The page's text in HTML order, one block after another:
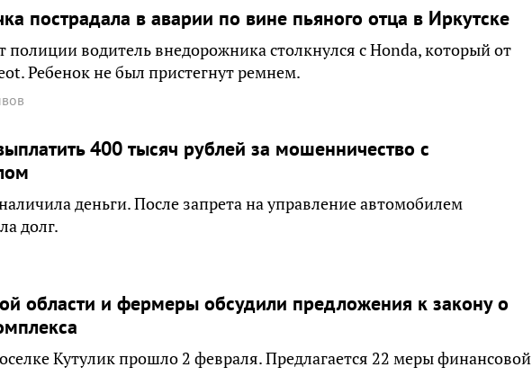
пострадала в аварии по вине пьяного отца в Иркутске
полиции водитель внедорожника столкнулся с Honda, который от
Ребенок не был пристегнут ремнем.
400 тысяч рублей за мошенничество с
деньги. После запрета на управление автомобилем
долг.
области и фермеры обсудили предложения к закону о
Кутулик прошло 2 февраля. Предлагается 22 меры финансовой